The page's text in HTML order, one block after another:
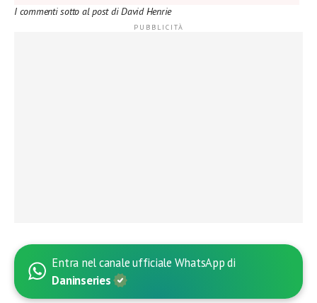
I commenti sotto al post di David Henrie
Entra nel canale ufficiale WhatsApp di
Daninseries